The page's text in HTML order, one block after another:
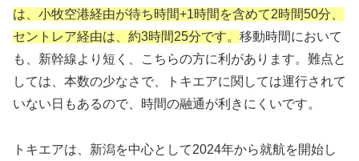
は、小牧空港経由が待ち時間+1時間を含めて2時間50分、
セントレア経由は、約3時間25分です。 移動時間において
も、新幹線より短く、こちらの方に利があります。難点と
しては、本数の少なさで、トキエアに関しては運行されて
いない日もあるので、時間の融通が利きにくいです。
トキエアは、新潟を中心として2024年から就航を開始し